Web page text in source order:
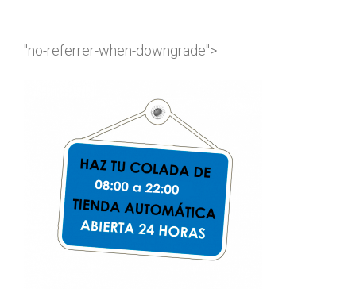
"no-referrer-when-downgrade">